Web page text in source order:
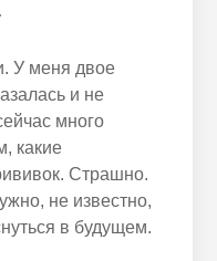
У меня двое
и не
много
какие
Страшно.
не известно,
в будущем.